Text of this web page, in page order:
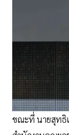
ขณะที่ นายสุทธิ